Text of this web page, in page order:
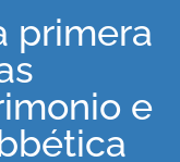
primera
e